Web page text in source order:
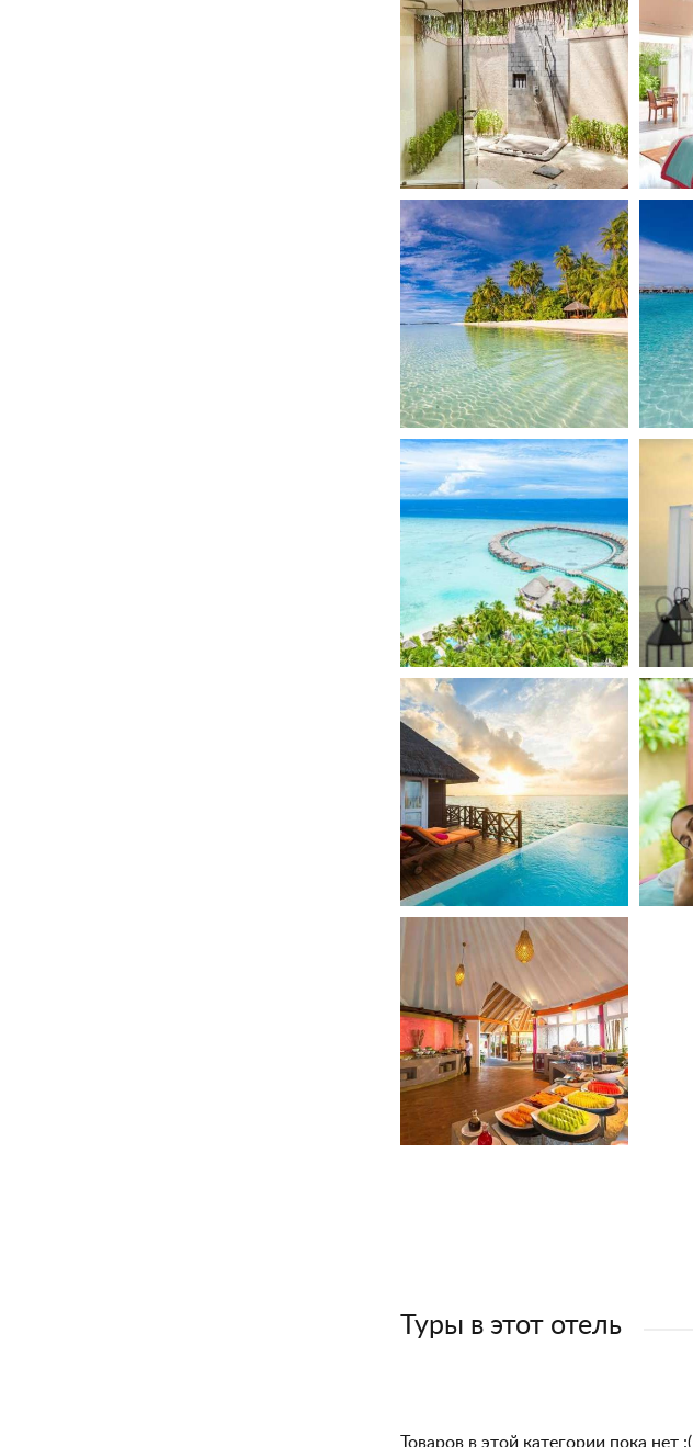
Туры в этот отель
Товаров в этой категории пока нет :(